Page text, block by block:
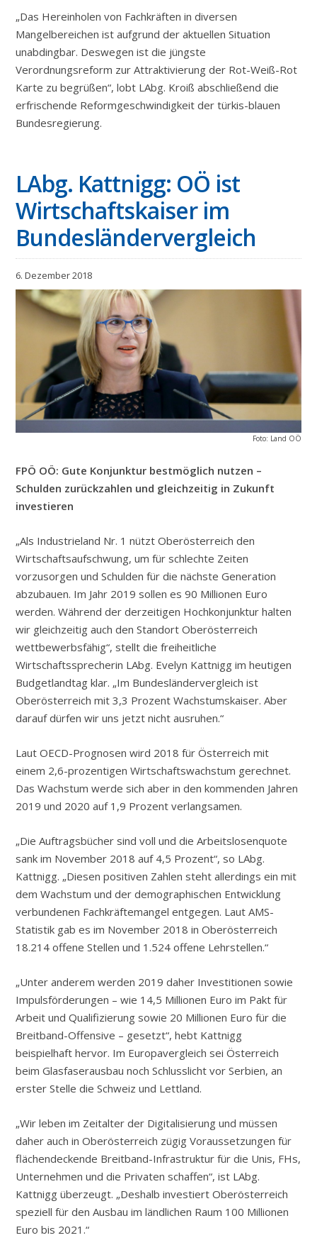
„Das Hereinholen von Fachkräften in diversen
Mangelbereichen ist aufgrund der aktuellen Situation
unabdingbar. Deswegen ist die jüngste
Verordnungsreform zur Attraktivierung der Rot-Weiß-Rot
Karte zu begrüßen“, lobt LAbg. Kroiß abschließend die
erfrischende Reformgeschwindigkeit der türkis-blauen
Bundesregierung.
LAbg. Kattnigg: OÖ ist
Wirtschaftskaiser im
Bundesländervergleich
6. Dezember 2018
Foto: Land OÖ
FPÖ OÖ: Gute Konjunktur bestmöglich nutzen –
Schulden zurückzahlen und gleichzeitig in Zukunft
investieren
„Als Industrieland Nr. 1 nützt Oberösterreich den
Wirtschaftsaufschwung, um für schlechte Zeiten
vorzusorgen und Schulden für die nächste Generation
abzubauen. Im Jahr 2019 sollen es 90 Millionen Euro
werden. Während der derzeitigen Hochkonjunktur halten
wir gleichzeitig auch den Standort Oberösterreich
wettbewerbsfähig“, stellt die freiheitliche
Wirtschaftssprecherin LAbg. Evelyn Kattnigg im heutigen
Budgetlandtag klar. „Im Bundesländervergleich ist
Oberösterreich mit 3,3 Prozent Wachstumskaiser. Aber
darauf dürfen wir uns jetzt nicht ausruhen.“
Laut OECD-Prognosen wird 2018 für Österreich mit
einem 2,6-prozentigen Wirtschaftswachstum gerechnet.
Das Wachstum werde sich aber in den kommenden Jahren
2019 und 2020 auf 1,9 Prozent verlangsamen.
„Die Auftragsbücher sind voll und die Arbeitslosenquote
sank im November 2018 auf 4,5 Prozent“, so LAbg.
Kattnigg. „Diesen positiven Zahlen steht allerdings ein mit
dem Wachstum und der demographischen Entwicklung
verbundenen Fachkräftemangel entgegen. Laut AMS-
Statistik gab es im November 2018 in Oberösterreich
18.214 offene Stellen und 1.524 offene Lehrstellen.“
„Unter anderem werden 2019 daher Investitionen sowie
Impulsförderungen – wie 14,5 Millionen Euro im Pakt für
Arbeit und Qualifizierung sowie 20 Millionen Euro für die
Breitband-Offensive – gesetzt“, hebt Kattnigg
beispielhaft hervor. Im Europavergleich sei Österreich
beim Glasfaserausbau noch Schlusslicht vor Serbien, an
erster Stelle die Schweiz und Lettland.
„Wir leben im Zeitalter der Digitalisierung und müssen
daher auch in Oberösterreich zügig Voraussetzungen für
flächendeckende Breitband-Infrastruktur für die Unis, FHs,
Unternehmen und die Privaten schaffen“, ist LAbg.
Kattnigg überzeugt. „Deshalb investiert Oberösterreich
speziell für den Ausbau im ländlichen Raum 100 Millionen
Euro bis 2021.“